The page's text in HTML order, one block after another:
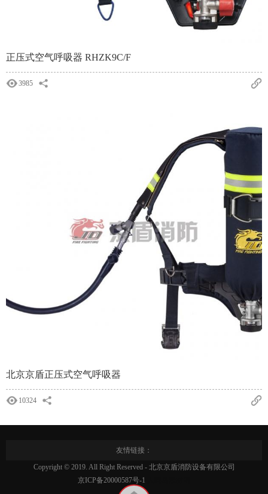
正压式空气呼吸器 RHZK9C/F
3985
北京京盾正压式空气呼吸器
10324
友情链接：
Copyright © 2019. All Right Reserved - 北京京盾消防设备有限公司
京ICP备20000587号-1